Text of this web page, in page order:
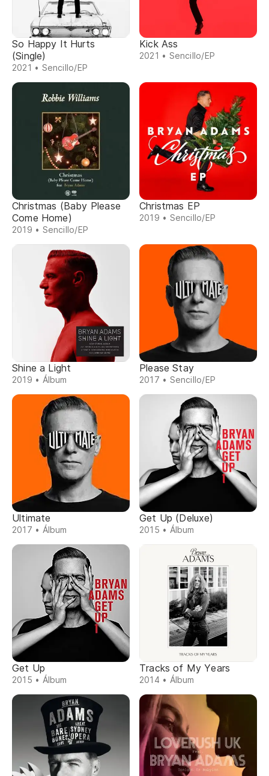
So Happy It Hurts
(Single)
2021 • Sencillo/EP
Kick Ass
2021 • Sencillo/EP
Christmas (Baby Please
Come Home)
2019 • Sencillo/EP
Christmas EP
2019 • Sencillo/EP
Shine a Light
2019 • Álbum
Please Stay
2017 • Sencillo/EP
Ultimate
2017 • Álbum
Get Up (Deluxe)
2015 • Álbum
Get Up
2015 • Álbum
Tracks of My Years
2014 • Álbum